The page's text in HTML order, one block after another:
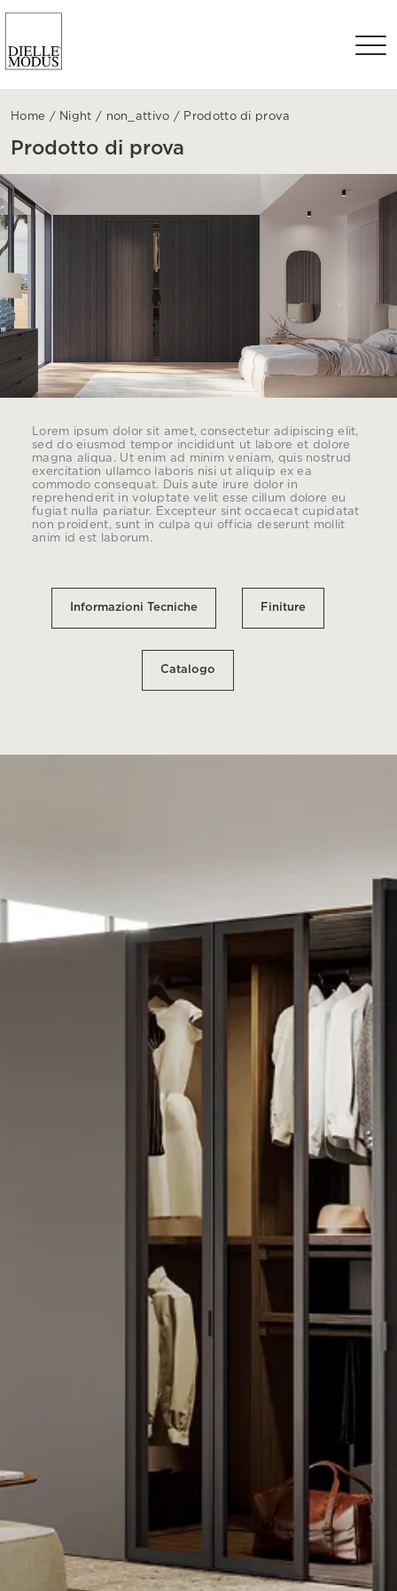
Home / Night / non_attivo / Prodotto di prova
Prodotto di prova
Lorem ipsum dolor sit amet, consectetur adipiscing elit,
sed do eiusmod tempor incididunt ut labore et dolore
magna aliqua. Ut enim ad minim veniam, quis nostrud
exercitation ullamco laboris nisi ut aliquip ex ea
commodo consequat. Duis aute irure dolor in
reprehenderit in voluptate velit esse cillum dolore eu
fugiat nulla pariatur. Excepteur sint occaecat cupidatat
non proident, sunt in culpa qui officia deserunt mollit
anim id est laborum.
Informazioni Tecniche Finiture
Catalogo